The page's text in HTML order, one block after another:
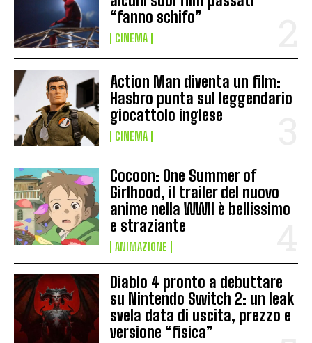
“fanno schifo”
CINEMA
Action Man diventa un film:
Hasbro punta sul leggendario
giocattolo inglese
CINEMA
Cocoon: One Summer of
Girlhood, il trailer del nuovo
anime nella WWII è bellissimo
e straziante
ANIMAZIONE
Diablo 4 pronto a debuttare
su Nintendo Switch 2: un leak
svela data di uscita, prezzo e
versione “fisica”